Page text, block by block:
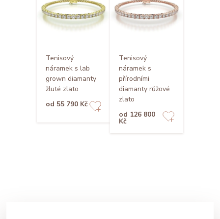
Tenisový
náramek s lab
grown diamanty
žluté zlato
od 55 790 Kč
Tenisový
náramek s
přírodními
diamanty růžové
zlato
od 126 800
Kč